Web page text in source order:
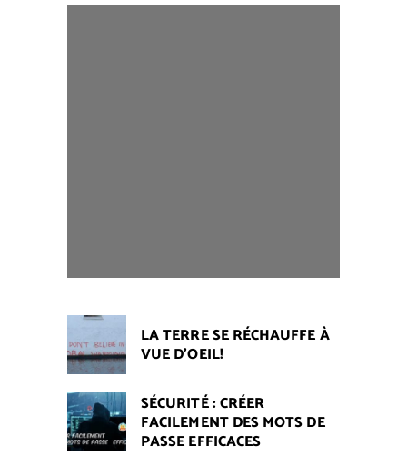
LA TERRE SE RÉCHAUFFE À
VUE D'OEIL!
SÉCURITÉ : CRÉER
FACILEMENT DES MOTS DE
PASSE EFFICACES